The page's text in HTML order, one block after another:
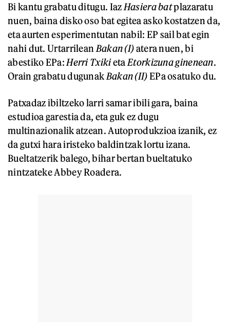
Bi kantu grabatu ditugu. Iaz Hasiera batplazaratu
nuen, baina disko oso bat egitea asko kostatzen da,
eta aurten esperimentutan nabil: EP sail bat egin
nahi dut. Urtarrilean Bakan(I)atera nuen, bi
abestiko EPa: Herri Txikieta Etorkizuna ginenean.
Orain grabatu dugunak Bakan(II)EPa osatuko du.
Patxadaz ibiltzeko larri samar ibili gara, baina
estudioa garestia da, eta guk ez dugu
multinazionalik atzean. Autoprodukzioa izanik, ez
da gutxi hara iristeko baldintzak lortu izana.
Bueltatzerik balego, bihar bertan bueltatuko
nintzateke Abbey Roadera.